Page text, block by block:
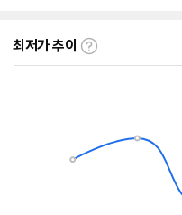
최저가 추이
최